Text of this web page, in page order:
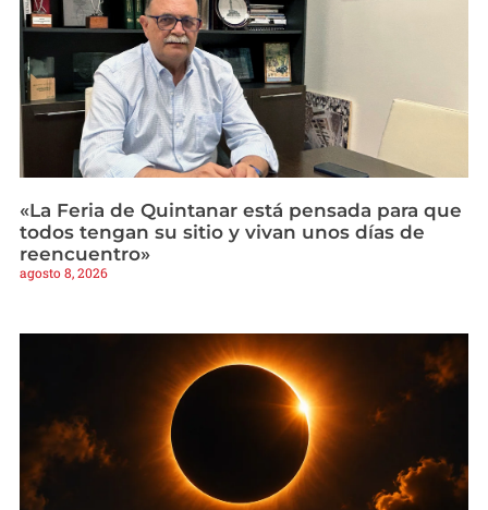
«La Feria de Quintanar está pensada para que
todos tengan su sitio y vivan unos días de
reencuentro»
agosto 8, 2026